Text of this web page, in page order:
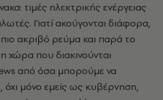
τιμές ηλεκτρικής ενέργειας
Γιατί ακούγονται διάφορα,
ακριβό ρεύμα και παρά το
χώρα που διακινούνται
από όσα μπορούμε να
μόνο εμείς ως κυβέρνηση,